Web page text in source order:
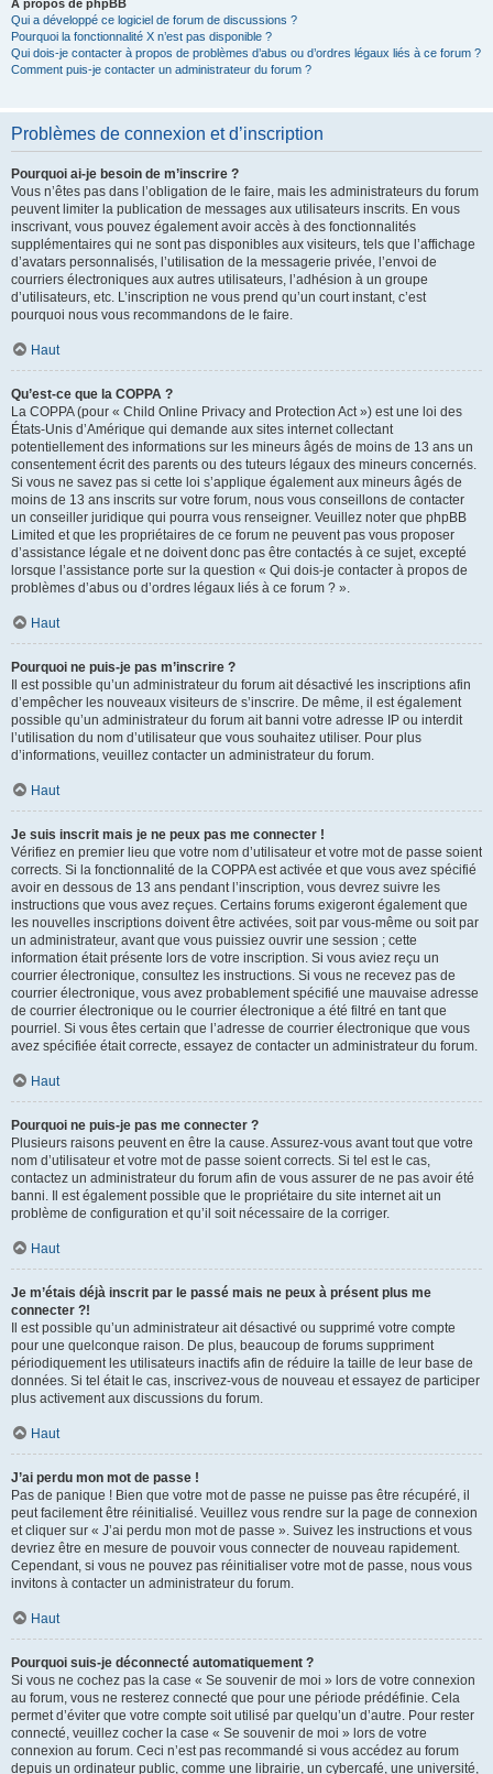
À propos de phpBB
Qui a développé ce logiciel de forum de discussions ?
Pourquoi la fonctionnalité X n’est pas disponible ?
Qui dois-je contacter à propos de problèmes d’abus ou d’ordres légaux liés à ce forum ?
Comment puis-je contacter un administrateur du forum ?
Problèmes de connexion et d’inscription
Pourquoi ai-je besoin de m’inscrire ?
Vous n’êtes pas dans l’obligation de le faire, mais les administrateurs du forum
peuvent limiter la publication de messages aux utilisateurs inscrits. En vous
inscrivant, vous pouvez également avoir accès à des fonctionnalités
supplémentaires qui ne sont pas disponibles aux visiteurs, tels que l’affichage
d’avatars personnalisés, l’utilisation de la messagerie privée, l’envoi de
courriers électroniques aux autres utilisateurs, l’adhésion à un groupe
d’utilisateurs, etc. L’inscription ne vous prend qu’un court instant, c’est
pourquoi nous vous recommandons de le faire.
Haut
Qu’est-ce que la COPPA ?
La COPPA (pour « Child Online Privacy and Protection Act ») est une loi des
États-Unis d’Amérique qui demande aux sites internet collectant
potentiellement des informations sur les mineurs âgés de moins de 13 ans un
consentement écrit des parents ou des tuteurs légaux des mineurs concernés.
Si vous ne savez pas si cette loi s’applique également aux mineurs âgés de
moins de 13 ans inscrits sur votre forum, nous vous conseillons de contacter
un conseiller juridique qui pourra vous renseigner. Veuillez noter que phpBB
Limited et que les propriétaires de ce forum ne peuvent pas vous proposer
d’assistance légale et ne doivent donc pas être contactés à ce sujet, excepté
lorsque l’assistance porte sur la question « Qui dois-je contacter à propos de
problèmes d’abus ou d’ordres légaux liés à ce forum ? ».
Haut
Pourquoi ne puis-je pas m’inscrire ?
Il est possible qu’un administrateur du forum ait désactivé les inscriptions afin
d’empêcher les nouveaux visiteurs de s’inscrire. De même, il est également
possible qu’un administrateur du forum ait banni votre adresse IP ou interdit
l’utilisation du nom d’utilisateur que vous souhaitez utiliser. Pour plus
d’informations, veuillez contacter un administrateur du forum.
Haut
Je suis inscrit mais je ne peux pas me connecter !
Vérifiez en premier lieu que votre nom d’utilisateur et votre mot de passe soient
corrects. Si la fonctionnalité de la COPPA est activée et que vous avez spécifié
avoir en dessous de 13 ans pendant l’inscription, vous devrez suivre les
instructions que vous avez reçues. Certains forums exigeront également que
les nouvelles inscriptions doivent être activées, soit par vous-même ou soit par
un administrateur, avant que vous puissiez ouvrir une session ; cette
information était présente lors de votre inscription. Si vous aviez reçu un
courrier électronique, consultez les instructions. Si vous ne recevez pas de
courrier électronique, vous avez probablement spécifié une mauvaise adresse
de courrier électronique ou le courrier électronique a été filtré en tant que
pourriel. Si vous êtes certain que l’adresse de courrier électronique que vous
avez spécifiée était correcte, essayez de contacter un administrateur du forum.
Haut
Pourquoi ne puis-je pas me connecter ?
Plusieurs raisons peuvent en être la cause. Assurez-vous avant tout que votre
nom d’utilisateur et votre mot de passe soient corrects. Si tel est le cas,
contactez un administrateur du forum afin de vous assurer de ne pas avoir été
banni. Il est également possible que le propriétaire du site internet ait un
problème de configuration et qu’il soit nécessaire de la corriger.
Haut
Je m’étais déjà inscrit par le passé mais ne peux à présent plus me
connecter ?!
Il est possible qu’un administrateur ait désactivé ou supprimé votre compte
pour une quelconque raison. De plus, beaucoup de forums suppriment
périodiquement les utilisateurs inactifs afin de réduire la taille de leur base de
données. Si tel était le cas, inscrivez-vous de nouveau et essayez de participer
plus activement aux discussions du forum.
Haut
J’ai perdu mon mot de passe !
Pas de panique ! Bien que votre mot de passe ne puisse pas être récupéré, il
peut facilement être réinitialisé. Veuillez vous rendre sur la page de connexion
et cliquer sur « J’ai perdu mon mot de passe ». Suivez les instructions et vous
devriez être en mesure de pouvoir vous connecter de nouveau rapidement.
Cependant, si vous ne pouvez pas réinitialiser votre mot de passe, nous vous
invitons à contacter un administrateur du forum.
Haut
Pourquoi suis-je déconnecté automatiquement ?
Si vous ne cochez pas la case « Se souvenir de moi » lors de votre connexion
au forum, vous ne resterez connecté que pour une période prédéfinie. Cela
permet d’éviter que votre compte soit utilisé par quelqu’un d’autre. Pour rester
connecté, veuillez cocher la case « Se souvenir de moi » lors de votre
connexion au forum. Ceci n’est pas recommandé si vous accédez au forum
depuis un ordinateur public, comme une librairie, un cybercafé, une université,